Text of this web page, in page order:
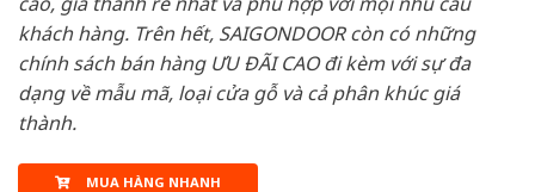
khách hàng. Trên hết, SAIGONDOOR còn có những
chính sách bán hàng ƯU ĐÃI CAO đi kèm với sự đa
dạng về mẫu mã, loại cửa gỗ và cả phân khúc giá
thành.
MUA HÀNG NHANH